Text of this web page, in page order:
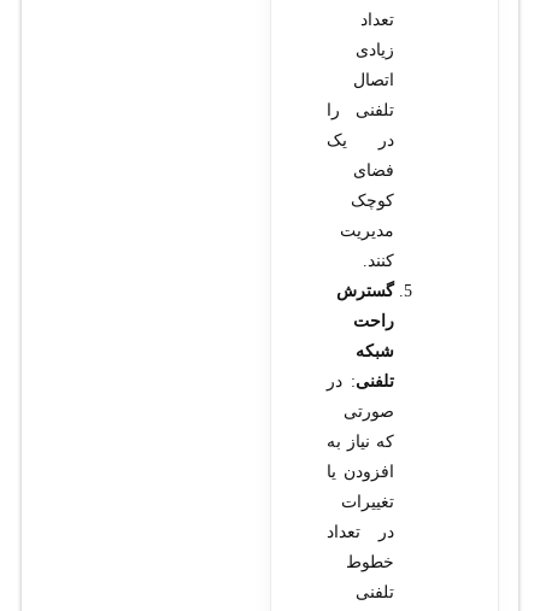
تعداد
زیادی
اتصال
تلفنی را
در یک
فضای
کوچک
مدیریت
کنند.
گسترش
راحت
شبکه
تلفنی: در
صورتی
که نیاز به
افزودن یا
تغییرات
در تعداد
خطوط
تلفنی